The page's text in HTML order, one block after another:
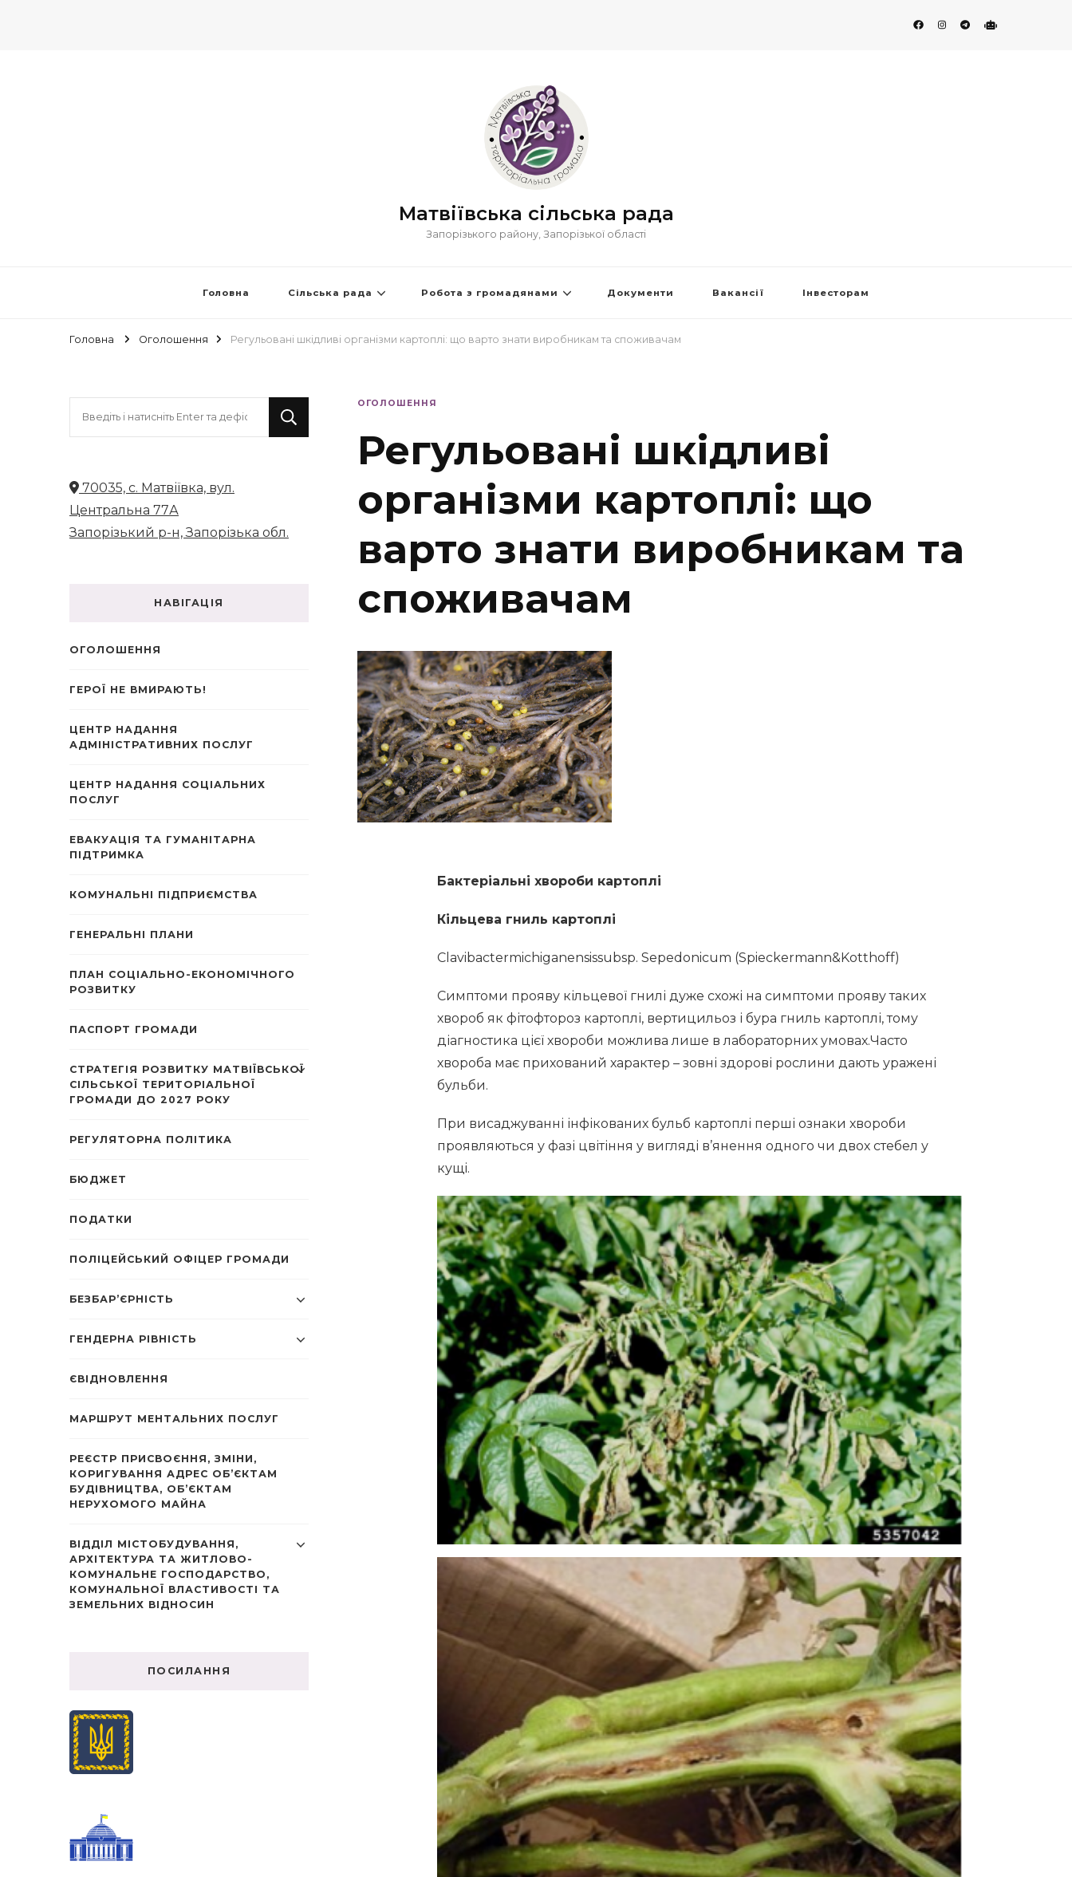
Матвіївська сільська рада
Запорізького району, Запорізької області
Головна Сільська рада Робота з громадянами Документи Вакансії Інвесторам
Головна Оголошення Регульовані шкідливі організми картоплі: що варто знати виробникам та споживачам
ОГОЛОШЕННЯ
Регульовані шкідливі
організми картоплі: що
варто знати виробникам та
споживачам
Бактеріальні хвороби картоплі
Кільцева гниль картоплі
Clavibactermichiganensissubsp. Sepedonicum (Spieckermann&Kotthoff)
Симптоми прояву кільцевої гнилі дуже схожі на симптоми прояву таких
хвороб як фітофтороз картоплі, вертицильоз і бура гниль картоплі, тому
діагностика цієї хвороби можлива лише в лабораторних умовах.Часто
хвороба має прихований характер – зовні здорові рослини дають уражені
бульби.
При висаджуванні інфікованих бульб картоплі перші ознаки хвороби
проявляються у фазі цвітіння у вигляді в’янення одного чи двох стебел у
кущі.
70035, с. Матвіївка, вул.
Центральна 77А
Запорізький р-н, Запорізька обл.
НАВІГАЦІЯ
ОГОЛОШЕННЯ
ГЕРОЇ НЕ ВМИРАЮТЬ!
ЦЕНТР НАДАННЯ
АДМІНІСТРАТИВНИХ ПОСЛУГ
ЦЕНТР НАДАННЯ СОЦІАЛЬНИХ
ПОСЛУГ
ЕВАКУАЦІЯ ТА ГУМАНІТАРНА
ПІДТРИМКА
КОМУНАЛЬНІ ПІДПРИЄМСТВА
ГЕНЕРАЛЬНІ ПЛАНИ
ПЛАН СОЦІАЛЬНО-ЕКОНОМІЧНОГО
РОЗВИТКУ
ПАСПОРТ ГРОМАДИ
СТРАТЕГІЯ РОЗВИТКУ МАТВІЇВСЬКОЇ
СІЛЬСЬКОЇ ТЕРИТОРІАЛЬНОЇ
ГРОМАДИ ДО 2027 РОКУ
РЕГУЛЯТОРНА ПОЛІТИКА
БЮДЖЕТ
ПОДАТКИ
ПОЛІЦЕЙСЬКИЙ ОФІЦЕР ГРОМАДИ
БЕЗБАР’ЄРНІСТЬ
ГЕНДЕРНА РІВНІСТЬ
ЄВІДНОВЛЕННЯ
МАРШРУТ МЕНТАЛЬНИХ ПОСЛУГ
РЕЄСТР ПРИСВОЄННЯ, ЗМІНИ,
КОРИГУВАННЯ АДРЕС ОБ’ЄКТАМ
БУДІВНИЦТВА, ОБ’ЄКТАМ
НЕРУХОМОГО МАЙНА
ВІДДІЛ МІСТОБУДУВАННЯ,
АРХІТЕКТУРА ТА ЖИТЛОВО-
КОМУНАЛЬНЕ ГОСПОДАРСТВО,
КОМУНАЛЬНОЇ ВЛАСТИВОСТІ ТА
ЗЕМЕЛЬНИХ ВІДНОСИН
ПОСИЛАННЯ